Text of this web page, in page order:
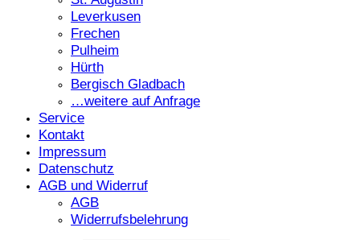
Leverkusen
Frechen
Pulheim
Hürth
Bergisch Gladbach
…weitere auf Anfrage
Service
Kontakt
Impressum
Datenschutz
AGB und Widerruf
AGB
Widerrufsbelehrung